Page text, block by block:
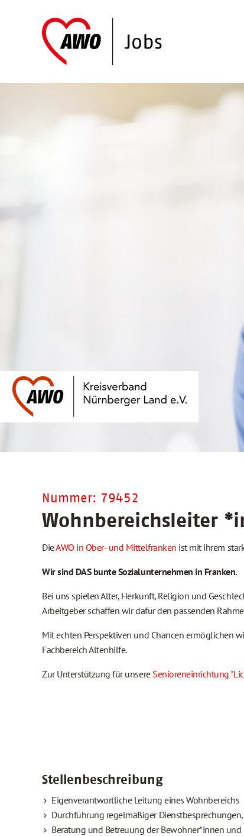
Nummer: 79452
Wohnbereichsleiter *
DieAWO in Ober- und Mittelfranken ist mit ihrem
Wir sind DAS bunte Sozialunternehmen in Franken.
Bei uns spielen Alter, Herkunft, Religion und
Arbeitgeber schaffen wir dafür den passenden
Mit echten Perspektiven und Chancen ermöglichen
Fachbereich Altenhilfe.
Zur Unterstützung für unsere Senioreneinrichtung
Stellenbeschreibung
Eigenverantwortliche Leitung eines Wohnbereichs
Durchführung regelmäßiger
Beratung und Betreuung der Bewohner*innen